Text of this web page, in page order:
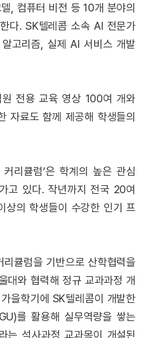
, 컴퓨터 비전 등 10개 분야의
다. SK텔레콤 소속 AI 전문가
고리즘, 실제 AI 서비스 개발
전용 교육 영상 100여 개와
자료도 함께 제공해 학생들의
리큘럼’은 학계의 높은 관심
고 있다. 작년까지 전국 20여
의 학생들이 수강한 인기 프
큘럼을 기반으로 산학협력을
대와 협력해 정규 교과과정 개
을학기에 SK텔레콤이 개발한
를 활용해 실무역량을 쌓는
는 석사과정 교과목이 개설된